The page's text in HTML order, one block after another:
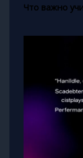
Что важно